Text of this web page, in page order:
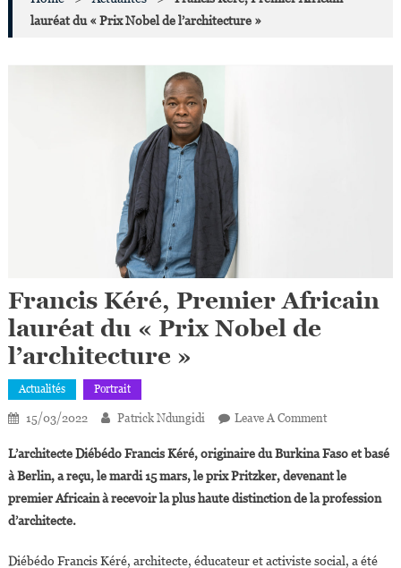
lauréat du « Prix Nobel de l’architecture »
Francis Kéré, Premier Africain
lauréat du « Prix Nobel de
l’architecture »
Actualités Portrait
15/03/2022 Patrick Ndungidi Leave A CommentOn
Kéré,
Premier
Africain
«
L’architecte Diébédo Francis Kéré, originaire du Burkina Faso et basé
à Berlin, a reçu, le mardi 15 mars, le prix Pritzker, devenant le
premier Africain à recevoir la plus haute distinction de la profession
d’architecte.
Diébédo Francis Kéré, architecte, éducateur et activiste social, a été